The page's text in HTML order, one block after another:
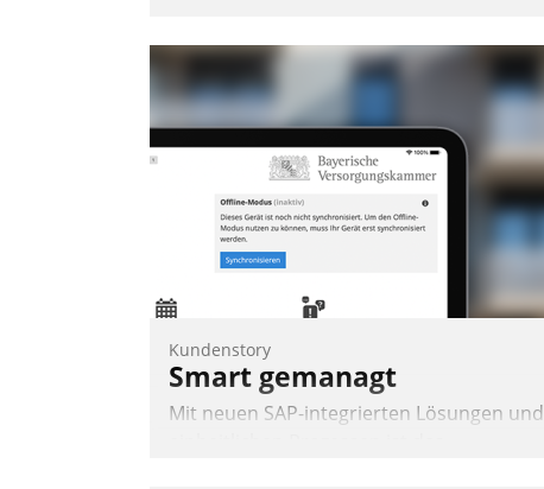
Wohnungsunternehmen kommunizieren,
auf dem Laufenden bleiben, Daten
einsehen und ändern oder
Schadensmeldungen abgeben – rund um
Andreas Lerchner
Kundenstory
Smart gemanagt
Mit neuen SAP-integrierten Lösungen und